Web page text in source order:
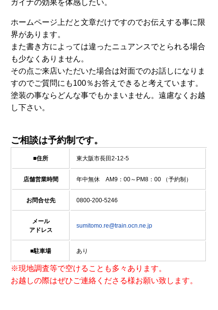
ガイナの効果を体感したい。
ホームページ上だと文章だけですのでお伝えする事に限
界があります。
また書き方によっては違ったニュアンスでとられる場合
も少なくありません。
その点ご来店いただいた場合は対面でのお話しになりま
すのでご質問にも100％お答えできると考えています。
塗装の事ならどんな事でもかまいません。遠慮なくお越
し下さい。
ご相談は予約制です。
■住所 東大阪市長田2-12-5
店舗営業時間 年中無休 AM9：00～PM8：00 （予約制）
お問合せ先 0800-200-5246
メール
アドレス
sumitomo.re@train.ocn.ne.jp
■駐車場 あり
※現地調査等で空けることも多々あります。
お越しの際はぜひご連絡くださる様お願い致します。